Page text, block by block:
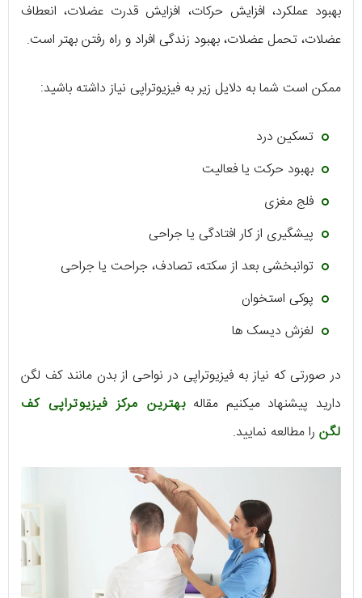
بهبود عملکرد، افزایش حرکات، افزایش قدرت عضلات، انعطاف
عضلات، تحمل عضلات، بهبود زندگی افراد و راه رفتن بهتر است.
ممکن است شما به دلایل زیر به فیزیوتراپی نیاز داشته باشید:
تسکین درد
بهبود حرکت یا فعالیت
فلج مغزی
پیشگیری از کار افتادگی یا جراحی
توانبخشی بعد از سکته، تصادف، جراحت یا جراحی
پوکی استخوان
لغزش دیسک ها
در صورتی که نیاز به فیزیوتراپی در نواحی از بدن مانند کف لگن
دارید پیشنهاد میکنیم مقالهبهترین مرکز فیزیوتراپی کف
لگن را مطالعه نمایید.